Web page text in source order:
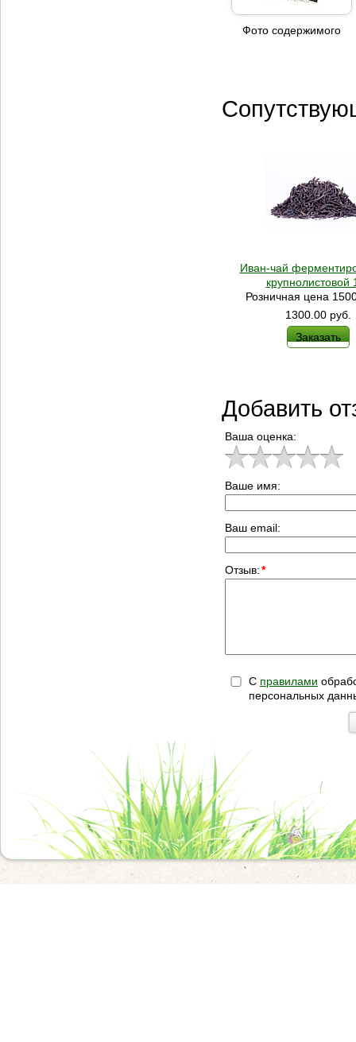
Фото содержимого
Иван-чай
крупнолистовой
Розничная цена
1300.00 руб.
Заказать
Добавить
Ваша оценка:
Ваше имя:
Ваш email:
Отзыв:*
С правилами
персональных